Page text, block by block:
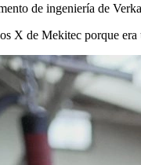
de ingeniería de
X de Mekitec porque